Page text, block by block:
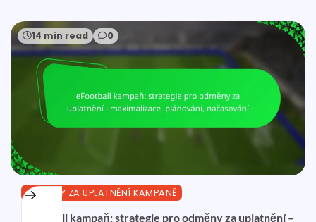
14 min read 0
ODMĚNY ZA UPLATNĚNÍ KAMPANĚ
eFootball kampaň: strategie pro odměny za uplatnění –